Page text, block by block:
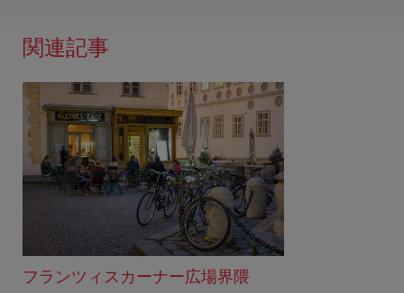
関連記事
フランツィスカーナー広場界隈